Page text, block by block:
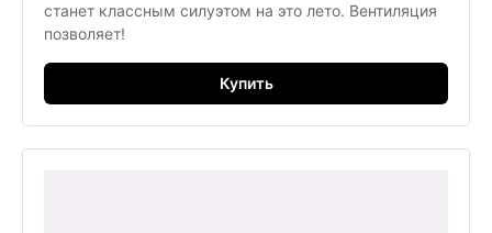
станет классным силуэтом на это лето. Вентиляция
позволяет!
Купить